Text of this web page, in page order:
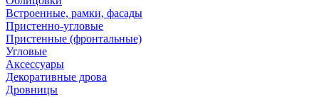
Встроенные, рамки, фасады
Пристенно-угловые
Пристенные (фронтальные)
Угловые
Аксессуары
Декоративные дрова
Дровницы